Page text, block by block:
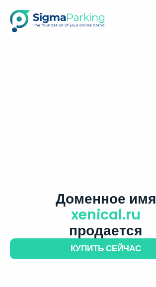
Доменное имя
xenical.ru
продается
КУПИТЬ СЕЙЧАС